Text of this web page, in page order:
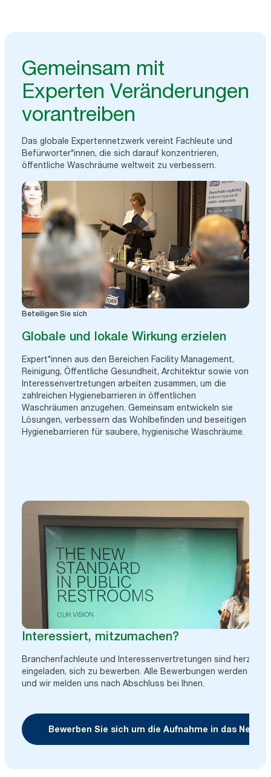
Gemeinsam mit
Experten Veränderungen
vorantreiben
Das globale Expertennetzwerk vereint Fachleute und
Befürworter*innen, die sich darauf konzentrieren,
öffentliche Waschräume weltweit zu verbessern.
Beteiligen Sie sich
Globale und lokale Wirkung erzielen
Expert*innen aus den Bereichen Facility Management,
Reinigung, Öffentliche Gesundheit, Architektur sowie von
Interessenvertretungen arbeiten zusammen, um die
zahlreichen Hygienebarrieren in öffentlichen
Waschräumen anzugehen. Gemeinsam entwickeln sie
Lösungen, verbessern das Wohlbefinden und beseitigen
Hygienebarrieren für saubere, hygienische Waschräume.
Interessiert, mitzumachen?
Branchenfachleute und Interessenvertretungen sind herzlich
eingeladen, sich zu bewerben. Alle Bewerbungen werden
und wir melden uns nach Abschluss bei Ihnen.
Bewerben Sie sich um die Aufnahme in das